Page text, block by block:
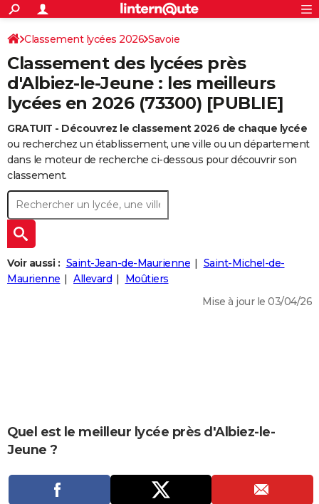
ACTUALITÉS
Politique
Société
Faits Divers
Education
Monde
Villes
+
SPORT
Coupe du monde 2026
Football
Tennis
Cyclisme
Rugby
Forum
CULTURE
Programme TV
TNT
Streaming
Cinéma
Sorties cinéma
Musique
+FINANCE
Retraite
Impôts
Epargne
Immobilier
Risques naturels par ville
Banque
Assurance
Crédit
AUTO
Essais
Réserver un essai
Citadines
Berlines
SUV
Forum auto
+
HIGH-TECH
BRICOLAGE
Forum
Aménagement intérieur
Extérieur
Cuisine
Salle de bains
Jardinage
Rangement
+WEEK-END
Guides de France
Escapades
Patrimoine
Expositions
Musées
Week-end nature
+
LIFESTYLE
Art de vivre
Bien-être
Loisirs
Mode
Modes de vie
+SANTE
Carte de Noël
Carte Bonne année
Carte Saint-Valentin
Carte Pâques
Carte d'anniversaire
DICTIONNAIRE
Dictionnaire
Biographies
Citations
Expressions
Proverbes
PROGRAMME TV
S'inscrire
Connexion
Classement lycées 2026 Savoie
Classement des lycées près
d'Albiez-le-Jeune : les meilleurs
lycées en 2026 (73300) [PUBLIE]
GRATUIT - Découvrez le classement 2026 de chaque lycée
ou recherchez un établissement, une ville ou un département
dans le moteur de recherche ci-dessous pour découvrir son
classement.
Voir aussi : Saint-Jean-de-Maurienne
Saint-Michel-de-
Maurienne
Allevard
Moûtiers
Mise à jour le 03/04/26
Quel est le meilleur lycée près d'Albiez-le-
Jeune ?